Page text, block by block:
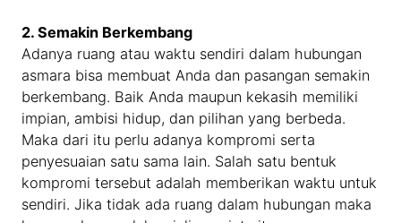
2. Semakin Berkembang
Adanya ruang atau waktu sendiri dalam hubungan
asmara bisa membuat Anda dan pasangan semakin
berkembang. Baik Anda maupun kekasih memiliki
impian, ambisi hidup, dan pilihan yang berbeda.
Maka dari itu perlu adanya kompromi serta
penyesuaian satu sama lain. Salah satu bentuk
kompromi tersebut adalah memberikan waktu untuk
sendiri. Jika tidak ada ruang dalam hubungan maka